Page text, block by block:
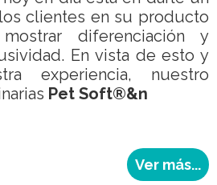
clientes en su producto
diferenciación y
En vista de esto y
experiencia, nuestro
Pet Soft®&n
Ver más...